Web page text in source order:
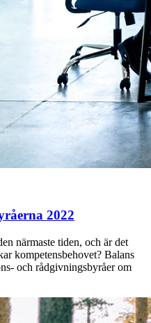
2022
närmaste tiden, och är det
kompetensbehovet? Balans
och rådgivningsbyråer om